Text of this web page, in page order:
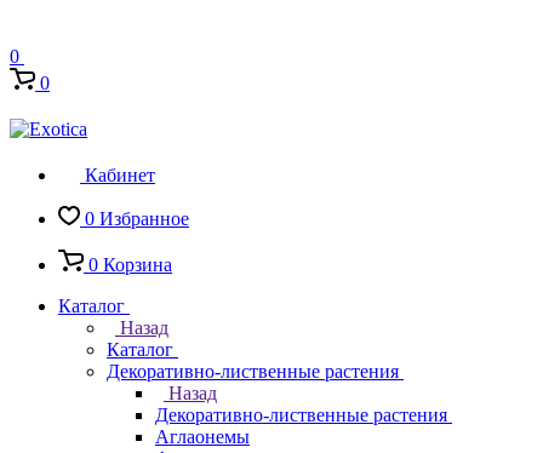
0
0
Кабинет
0 Избранное
0 Корзина
Каталог
Назад
Каталог
Декоративно-лиственные растения
Назад
Декоративно-лиственные растения
Аглаонемы